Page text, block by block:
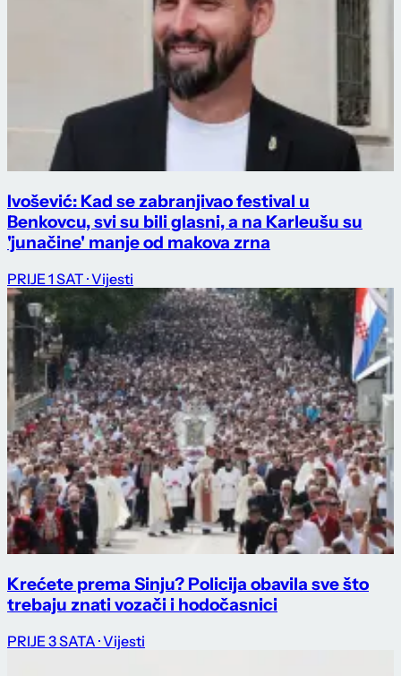
Ivošević: Kad se zabranjivao festival u
Benkovcu, svi su bili glasni, a na Karleušu su
'junačine' manje od makova zrna
PRIJE 1 SAT · Vijesti
Krećete prema Sinju? Policija obavila sve što
trebaju znati vozači i hodočasnici
PRIJE 3 SATA · Vijesti